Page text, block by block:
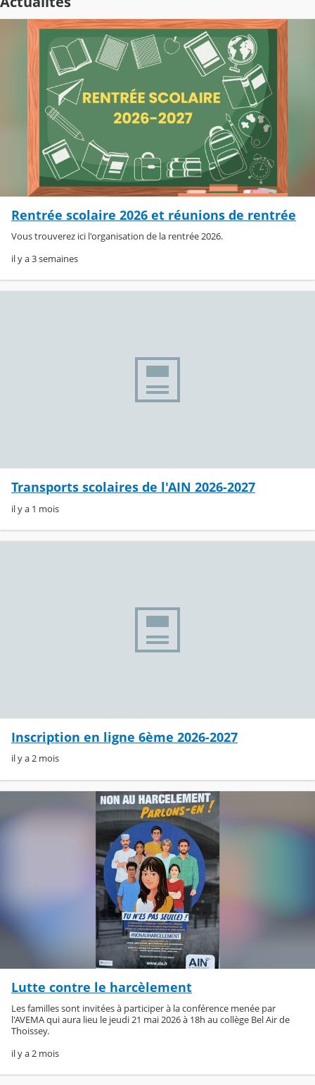
Rentrée scolaire 2026 et réunions de rentrée
Vous trouverez ici l'organisation de la rentrée 2026.
il y a 3 semaines
Transports scolaires de l'AIN 2026-2027
il y a 1 mois
Inscription en ligne 6ème 2026-2027
il y a 2 mois
Lutte contre le harcèlement
Les familles sont invitées à participer à la conférence menée par
l'AVEMA qui aura lieu le jeudi 21 mai 2026 à 18h au collège Bel Air de
Thoissey.
il y a 2 mois